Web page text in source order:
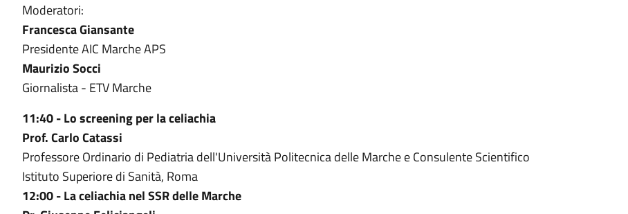
Moderatori:
Francesca Giansante
Presidente AIC Marche APS
Maurizio Socci
Giornalista - ETV Marche
11:40 -Lo screening per la celiachia
Prof. Carlo Catassi
Professore Ordinario di Pediatria dell'Università Politecnica delle Marche e Consulente Scientifico
Istituto Superiore di Sanità, Roma
12:00 -La celiachia nel SSR delle Marche